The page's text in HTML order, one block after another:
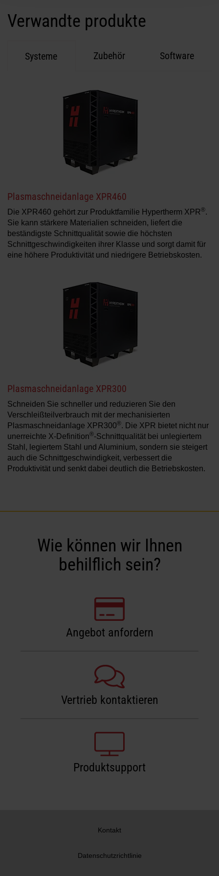
Erfordert nur ein einzelnes EtherCAT
Bewegungen und E/A-Signale von der CNC, was eine
drastische Vereinfachung der Systemverkabelung und
Plasmaanlagen
erfolgt über die EtherCAT-Verbindung
direkt mit der Schneidanlage.
Verwandte produkte
Systeme Zubehör Software
Plasmaschneidanlage XPR460
Die XPR460 gehört zur Produktfamilie Hypertherm XPR®.
Sie kann stärkere Materialien schneiden, liefert die
beständigste Schnittqualität sowie die höchsten
Schnittgeschwindigkeiten ihrer Klasse und sorgt damit für
eine höhere Produktivität und niedrigere Betriebskosten.
Plasmaschneidanlage XPR300
Schneiden Sie schneller und reduzieren Sie den
Verschleißteilverbrauch mit der mechanisierten
Plasmaschneidanlage XPR300®. Die XPR bietet nicht nur
unerreichte X-Definition®-Schnittqualität bei unlegiertem
Stahl, legiertem Stahl und Aluminium, sondern sie steigert
auch die Schnittgeschwindigkeit, verbessert die
Produktivität und senkt dabei deutlich die Betriebskosten.
Wie können wir Ihnen
behilflich sein?
Angebot anfordern
Vertrieb kontaktieren
Produktsupport
Kontakt
Datenschutzrichtlinie